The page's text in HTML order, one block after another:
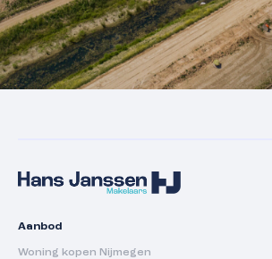
Aanbod
Woning kopen Nijmegen